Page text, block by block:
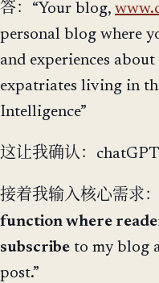
答：“Your blog,
personal blog where
and experiences
expatriates living in
Intelligence”
这让我确认：
接着我输入核心需求
function where
subscribe to my blog
post.”